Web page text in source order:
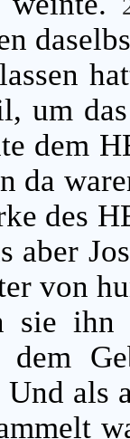
um
dem
da
des
aber
von
sie
dem
Und als